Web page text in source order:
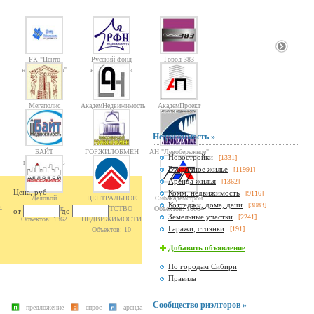
РК "Центр
недвижимости"
Русский фонд
недвижимости
Город 383
Мегаполис АкадемНедвижимость АкадемПроект
БАЙТ
недвижимость
ГОРЖИЛОБМЕН АН "Левобережное"
Деловой
Новосибирск
Объектов: 1362
ЦЕНТРАЛЬНОЕ
АГЕНТСТВО
НЕДВИЖИМОСТИ
Объектов: 10
Сибакадемстрой
Объектов: 10084
Цена, руб
от до
- аренда
- спрос
- предложение
Недвижимость »
Новостройки [1331]
Вторичное жилье [11991]
Аренда жилья [1362]
Комм. недвижимость [9116]
Коттеджи, дома, дачи [3083]
Земельные участки [2241]
Гаражи, стоянки [191]
Добавить объявление
По городам Сибири
Правила
Сообщество риэлторов »